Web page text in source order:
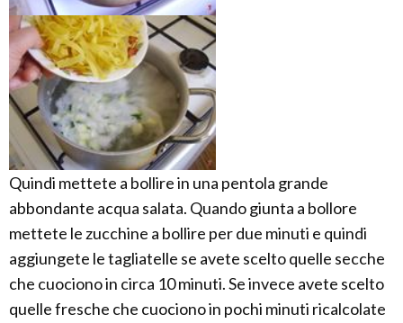
Quindi mettete a bollire in una pentola grande
abbondante acqua salata. Quando giunta a bollore
mettete le zucchine a bollire per due minuti e quindi
aggiungete le tagliatelle se avete scelto quelle secche
che cuociono in circa 10 minuti. Se invece avete scelto
quelle fresche che cuociono in pochi minuti ricalcolate